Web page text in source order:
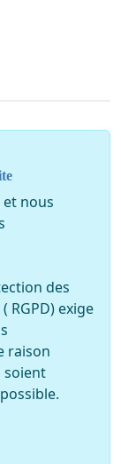
et de
Agence de
allouées
des deux
étant inférieur
taux entre la
la plus
pour
nous
des
RGPD) exige
raison
soient